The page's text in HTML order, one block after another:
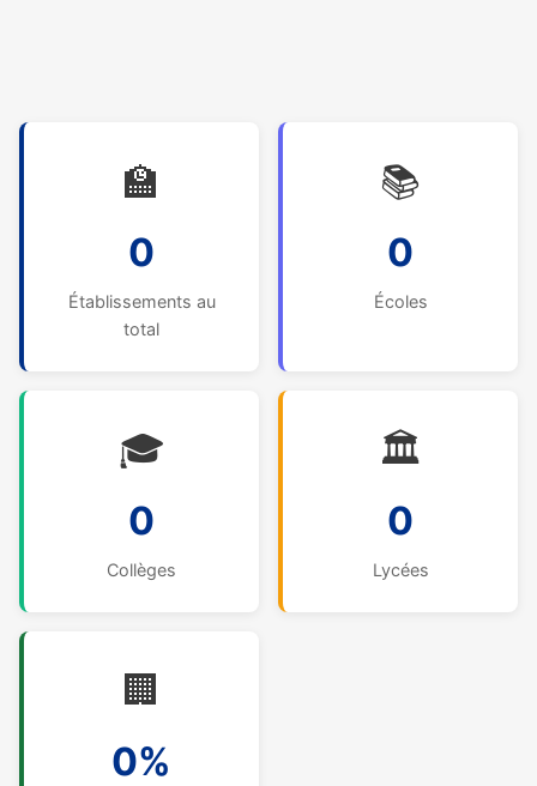
🏫
0
Établissements au
total
📚
0
Écoles
🎓
0
Collèges
🏛️
0
Lycées
🏢
0%